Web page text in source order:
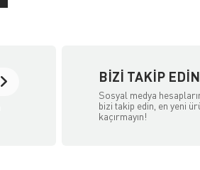
BIZI TAKIP EDIN
Sosyal medya
bizi takip edin, en yeni
kaçırmayın!